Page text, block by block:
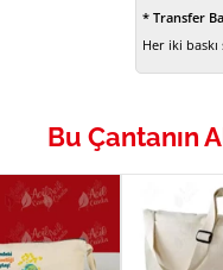
* Transfer
Her iki
Bu Çantanın